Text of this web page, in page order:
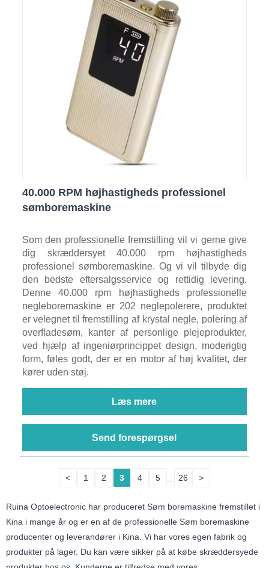
40.000 RPM højhastigheds professionel
sømboremaskine
Som den professionelle fremstilling vil vi gerne give
dig skræddersyet 40.000 rpm højhastigheds
professionel sømboremaskine. Og vi vil tilbyde dig
den bedste eftersalgsservice og rettidig levering.
Denne 40.000 rpm højhastigheds professionelle
negleboremaskine er 202 neglepolerere, produktet
er velegnet til fremstilling af krystal negle, polering af
overfladesøm, kanter af personlige plejeprodukter,
ved hjælp af ingeniørprincippet design, moderigtig
form, føles godt, der er en motor af høj kvalitet, der
kører uden støj.
Læs mere
Send forespørgsel
< 1 2 3 4 5 26 >
Ruina Optoelectronic har produceret Søm boremaskine fremstillet i
Kina i mange år og er en af ​​de professionelle Søm boremaskine
producenter og leverandører i Kina. Vi har vores egen fabrik og
produkter på lager. Du kan være sikker på at købe skræddersyede